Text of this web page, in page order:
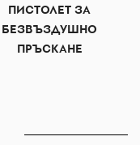
ПИСТОЛЕТ ЗА
БЕЗВЪЗДУШНО
ПРЪСКАНЕ